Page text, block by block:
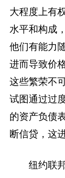
大程度上有
水平和构成
他们有能力
进而导致价
这些繁荣不
试图通过过
的资产负债
断信贷，这
纽约联